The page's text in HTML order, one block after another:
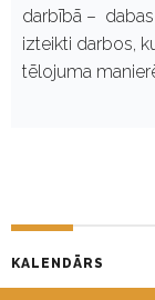
darbībā –
izteikti darbos,
tēlojuma
KALENDĀRS